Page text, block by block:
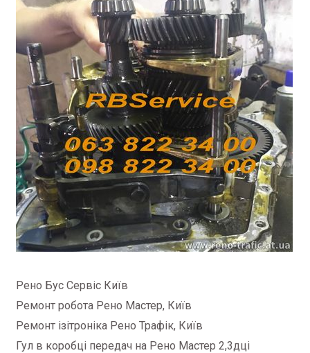
Рено Бус Сервіс Київ
Ремонт робота Рено Мастер, Київ
Ремонт ізітроніка Рено Трафік, Київ
Гул в коробці передач на Рено Мастер 2,3дці